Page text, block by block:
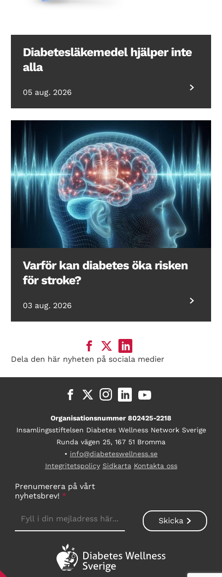
Diabetesläkemedel hjälper inte
alla
05 aug. 2026
Varför kan diabetes öka risken
för stroke?
03 aug. 2026
Dela den här nyheten på sociala medier
Organisationsnummer 802425-2218
Insamlingsstiftelsen Diabetes Wellness Network Sverige
Runda vägen 25, 167 51 Bromma
• info@diabeteswellness.se
Integritetspolicy Sidkarta Kontakta oss
Prenumerera på vårt
nyhetsbrev! *